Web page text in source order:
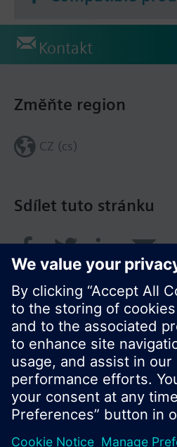
Kontakt
Sdílet tuto stránku
Změňte region
CZ (cs)
© Siemens Switzerland Ltd.
Portfolio výrobků a ceny se